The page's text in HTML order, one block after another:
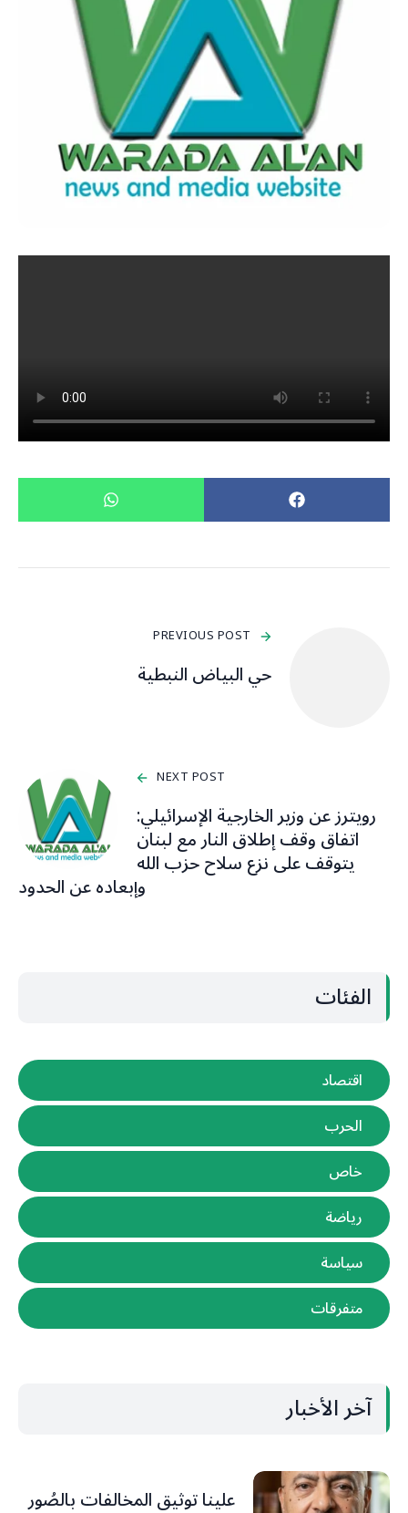
PREVIOUS POST
حي البياض النبطية
NEXT POST
رويترز عن وزير الخارجية الإسرائيلي:
اتفاق وقف إطلاق النار مع لبنان
يتوقف على نزع سلاح حزب الله
وإبعاده عن الحدود
الفئات
اقتصاد
الحرب
خاص
رياضة
سياسة
متفرقات
آخر الأخبار
علينا توثيق المخالفات بالصُور